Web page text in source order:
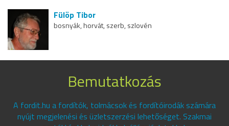
Fülöp Tibor
bosnyák, horvát, szerb, szlovén
Bemutatkozás
A fordit.hu a fordítók, tolmácsok és fordítóirodák számára
nyújt megjelenési és üzletszerzési lehetőséget. Szakmai